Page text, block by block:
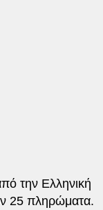
την Ελληνική
25 πληρώματα.